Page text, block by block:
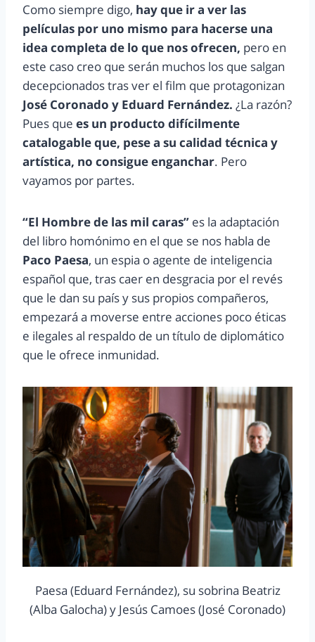
Como siempre digo, hay que ir a ver las
películas por uno mismo para hacerse una
idea completa de lo que nos ofrecen, pero en
este caso creo que serán muchos los que salgan
decepcionados tras ver el film que protagonizan
José Coronado y Eduard Fernández. ¿La razón?
Pues que es un producto difícilmente
catalogable que, pese a su calidad técnica y
artística, no consigue enganchar. Pero
vayamos por partes.
“El Hombre de las mil caras” es la adaptación
del libro homónimo en el que se nos habla de
Paco Paesa, un espia o agente de inteligencia
español que, tras caer en desgracia por el revés
que le dan su país y sus propios compañeros,
empezará a moverse entre acciones poco éticas
e ilegales al respaldo de un título de diplomático
que le ofrece inmunidad.
Paesa (Eduard Fernández), su sobrina Beatriz
(Alba Galocha) y Jesús Camoes (José Coronado)